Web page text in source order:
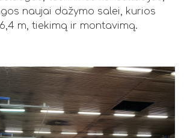
naujai dažymo salei, kurios
m, tiekimą ir montavimą.